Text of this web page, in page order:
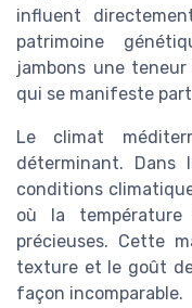
influent
patrimoine
jambons une
qui se manifeste
Le climat
déterminant. Dans
conditions
où la
précieuses. Cette
texture et le goût
façon incomparable.